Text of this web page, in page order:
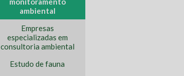
ambiental
Empresas
especializadas em
consultoria ambiental
Estudo de fauna